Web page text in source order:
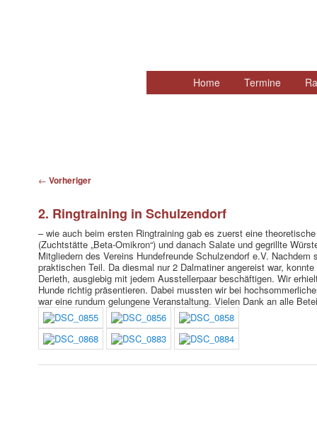
Zum
Home Termine
Beitragsnavigation
← Vorheriger
2. Ringtraining in Schulzendorf
– wie auch beim ersten Ringtraining gab es zuerst eine
(Zuchtstätte „Beta-Omikron“) und danach Salate und gegrillte
Mitgliedern des Vereins Hundefreunde Schulzendorf e.V.
praktischen Teil. Da diesmal nur 2 Dalmatiner angereist war,
Derieth, ausgiebig mit jedem Ausstellerpaar beschäftigen. Wir
Hunde richtig präsentieren. Dabei mussten wir bei
war eine rundum gelungene Veranstaltung. Vielen Dank an alle